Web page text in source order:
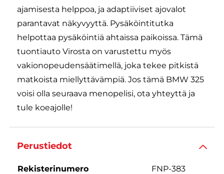
ajamisesta helppoa, ja adaptiiviset ajovalot
parantavat näkyvyyttä. Pysäköintitutka
helpottaa pysäköintiä ahtaissa paikoissa. Tämä
tuontiauto Virosta on varustettu myös
vakionopeudensäätimellä, joka tekee pitkistä
matkoista miellyttävämpiä. Jos tämä BMW 325
voisi olla seuraava menopelisi, ota yhteyttä ja
tule koeajolle!
Perustiedot
Rekisterinumero
FNP-383